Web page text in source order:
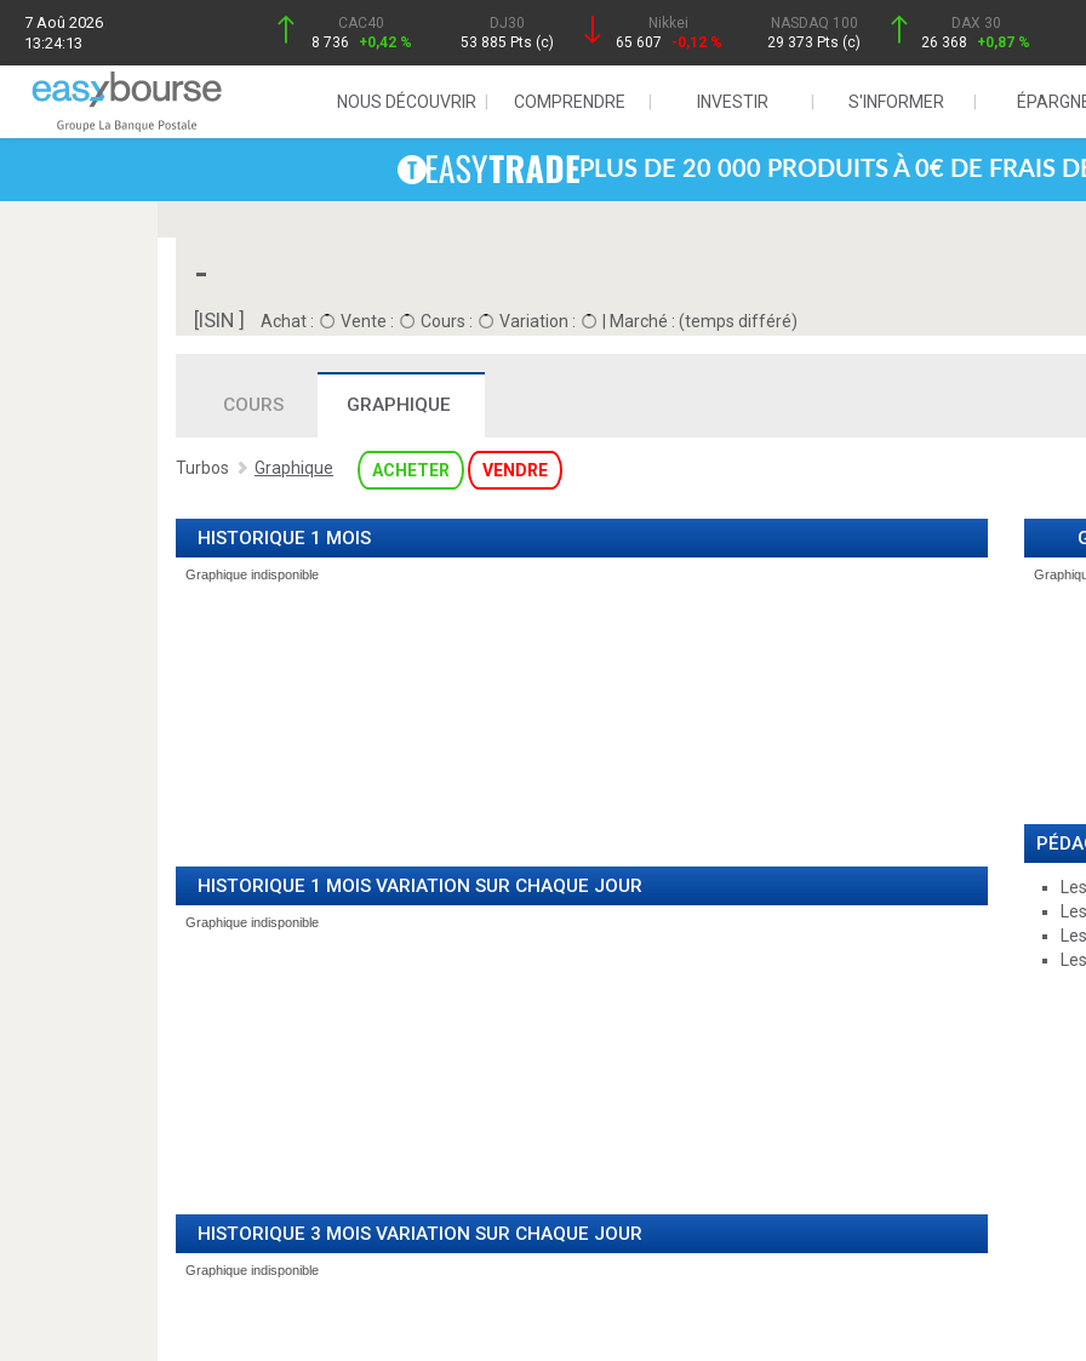
7 Aoû 2026
13:24:13
CAC40
8 736
+0,42 %
DJ30
53 885 Pts (c)
Nikkei
65 607
-0,12 %
NASDAQ 100
29 373 Pts (c)
DAX 30
26 368
+0,87 %
NOUS DÉCOUVRIR COMPRENDRE INVESTIR S'INFORMER
PLUS DE 20 000 PRODUITS À 0€ DE FRAIS
-
[ISIN ] Achat : Vente : Cours : Variation : Marché : (temps différé)
COURS GRAPHIQUE
Turbos Graphique ACHETER VENDRE
HISTORIQUE 1 MOIS
HISTORIQUE 1 MOIS VARIATION SUR CHAQUE JOUR
HISTORIQUE 3 MOIS VARIATION SUR CHAQUE JOUR